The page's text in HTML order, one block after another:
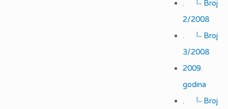
.
Broj
2/2008
.
|_ Broj
3/2008
2009.
godina
.
|_ Broj